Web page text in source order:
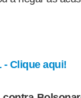
- Clique aqui!